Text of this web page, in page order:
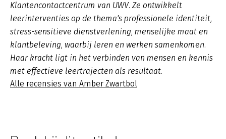
Klantencontactcentrum van UWV. Ze ontwikkelt
leerinterventies op de thema's professionele identiteit,
stress-sensitieve dienstverlening, menselijke maat en
klantbeleving, waarbij leren en werken samenkomen.
Haar kracht ligt in het verbinden van mensen en kennis
met effectieve leertrajecten als resultaat.
Alle recensies van Amber Zwartbol